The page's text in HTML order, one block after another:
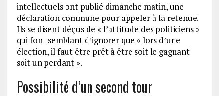
intellectuels ont publié dimanche matin, une
déclaration commune pour appeler à la retenue.
Ils se disent déçus de « l’attitude des politiciens »
qui font semblant d’ignorer que « lors d’une
élection, il faut être prêt à être soit le gagnant
soit un perdant ».
Possibilité d’un second tour